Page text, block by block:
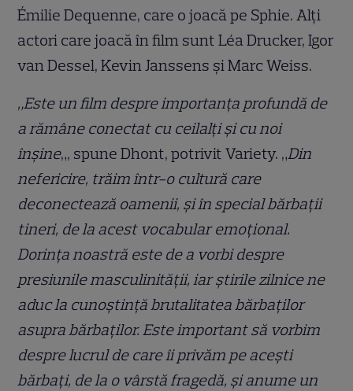
Émilie Dequenne, care o joacă pe Sphie. Alți
actori care joacă în film sunt Léa Drucker, Igor
van Dessel, Kevin Janssens și Marc Weiss.
„Este un film despre importanța profundă de
a rămâne conectat cu ceilalți și cu noi
înșine„, spune Dhont, potrivit Variety. „Din
nefericire, trăim într-o cultură care
deconectează oamenii, și în special bărbații
tineri, de la acest vocabular emoțional.
Dorința noastră este de a vorbi despre
presiunile masculinității, iar știrile zilnice ne
aduc la cunoștință brutalitatea bărbaților
asupra bărbaților. Este important să vorbim
despre lucrul de care îi privăm pe acești
bărbați, de la o vârstă fragedă, și anume un